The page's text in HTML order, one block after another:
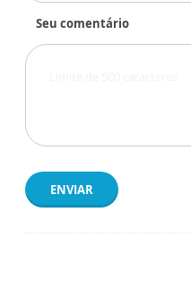
Seu comentário
ENVIAR